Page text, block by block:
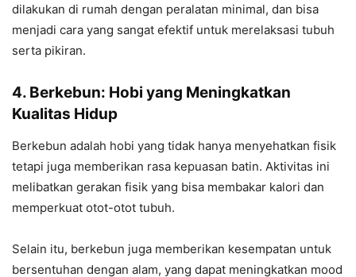
dilakukan di rumah dengan peralatan minimal, dan bisa
menjadi cara yang sangat efektif untuk merelaksasi tubuh
serta pikiran.
4. Berkebun: Hobi yang Meningkatkan
Kualitas Hidup
Berkebun adalah hobi yang tidak hanya menyehatkan fisik
tetapi juga memberikan rasa kepuasan batin. Aktivitas ini
melibatkan gerakan fisik yang bisa membakar kalori dan
memperkuat otot-otot tubuh.
Selain itu, berkebun juga memberikan kesempatan untuk
bersentuhan dengan alam, yang dapat meningkatkan mood